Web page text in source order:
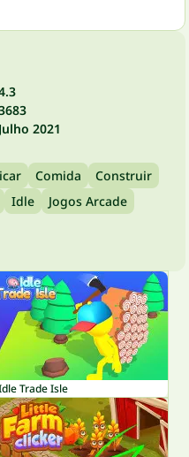
Julho 2021
Comida
Construir
Idle
Jogos Arcade
Trade Isle